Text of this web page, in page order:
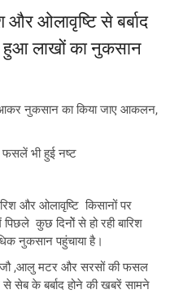
और ओलावृष्टि से बर्बाद
हुआ लाखों का नुकसान
आकर नुकसान का किया जाए आकलन,
भी हुई नष्ट
और ओलावृष्टि किसानों पर
कुछ दिनोें से हो रही बारिश
नुकसान पहुंचाया है।
, जौ ,आलु मटर और सरसों की फसल
सेब के बर्बाद होने की खबरें सामने